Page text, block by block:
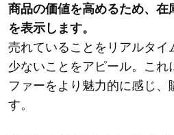
商品の価値を高めるため、在
を表示します。
売れていることをリアルタイ
少ないことをアピール。これ
ファーをより魅力的に感じ、
す。